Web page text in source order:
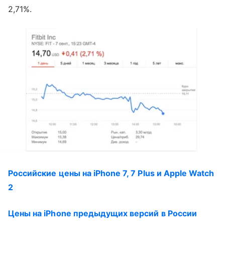
2,71%.
Российские цены на iPhone 7, 7 Plus и Apple Watch
2
Цены на iPhone предыдущих версий в России